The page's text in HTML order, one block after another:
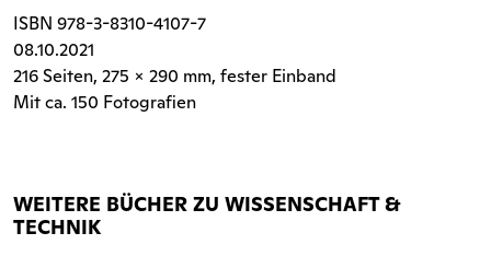
ISBN 978-3-8310-4107-7
08.10.2021
216 Seiten, 275 x 290 mm, fester Einband
Mit ca. 150 Fotografien
WEITERE BÜCHER ZU WISSENSCHAFT &
TECHNIK